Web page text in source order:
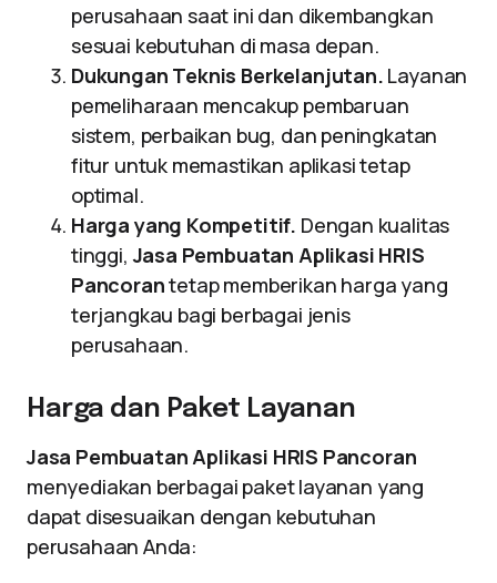
perusahaan saat ini dan dikembangkan
sesuai kebutuhan di masa depan.
Dukungan Teknis Berkelanjutan. Layanan
pemeliharaan mencakup pembaruan
sistem, perbaikan bug, dan peningkatan
fitur untuk memastikan aplikasi tetap
optimal.
Harga yang Kompetitif. Dengan kualitas
tinggi,Jasa Pembuatan Aplikasi HRIS
Pancorantetap memberikan harga yang
terjangkau bagi berbagai jenis
perusahaan.
Harga dan Paket Layanan
Jasa Pembuatan Aplikasi HRIS Pancoran
menyediakan berbagai paket layanan yang
dapat disesuaikan dengan kebutuhan
perusahaan Anda: